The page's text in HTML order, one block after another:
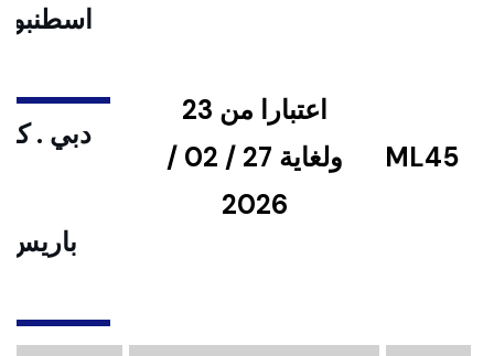
ML45
اعتبارا من 23
ولغاية 27 / 02 /
2026
دبي .
باريس